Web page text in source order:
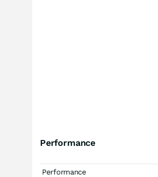
Performance
Performance